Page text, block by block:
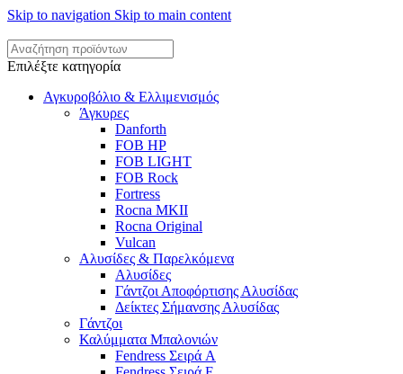
Skip to navigation Skip to main content
Επιλέξτε κατηγορία
Αγκυροβόλιο & Ελλιμενισμός
Άγκυρες
Danforth
FOB HP
FOB LIGHT
FOB Rock
Fortress
Rocna MKII
Rocna Original
Vulcan
Αλυσίδες & Παρελκόμενα
Αλυσίδες
Γάντζοι Αποφόρτισης Αλυσίδας
Δείκτες Σήμανσης Αλυσίδας
Γάντζοι
Καλύμματα Μπαλονιών
Fendress Σειρά A